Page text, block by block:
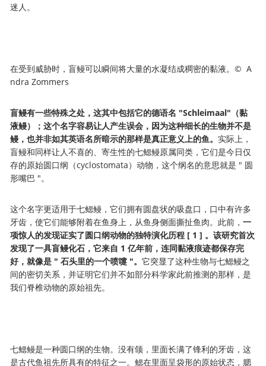
迷人。
在受到威胁时，盲鳗可以瞬间将大量的水凝结成稠密的黏液。© A
ndra Zommers
盲鳗有一些特殊之处，这其中包括它的德语名 "Schleimaal" （黏
液鳗）
；这个名字容易让人产生误会，因为这种细长的生物并不是
鳗，也并非如其英语名所暗示的那样是真正意义上的鱼。 实际上，
盲鳗和同样让人不喜的、寄生性的七鳃鳗原属同类，它们是今日仅
存的原始圆口纲（cyclostomata）动物，这个纲名的意思就是 " 圆
形嘴巴 "。
这个名字更适用于七鳃鳗，它们拥有圆盘状的吸盘口，口中有许多
牙齿，使它们能够附着在鱼身上，从鱼身侧面撕扯鱼肉。此前，一
项惊人的发现证实了圆口纲动物的独特演化历程 [ 1 ] 。该研究首次
发现了一具盲鳗化石，它来自 1 亿年前，连同黏液痕迹都保存完
好，就像是 " 石头里的一个喷嚏 "。它突显了这种生物与七鳃鳗之
间的密切关系，并证明它们并不如部分科学家此前推测的那样，是
我们脊椎动物的原始祖先。
七鳃鳗是一种圆口纲的生物。没有颌，里面长满了锋利的牙齿，这
是古代鱼祖先所具有的特征之一。鳃在里面呈袋形的原始状态，腮